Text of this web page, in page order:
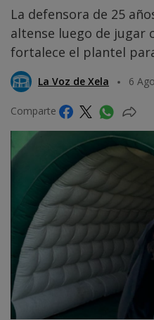
La defensora de 25
altense luego de jugar
fortalece el plantel
La Voz de Xela 6
Comparte